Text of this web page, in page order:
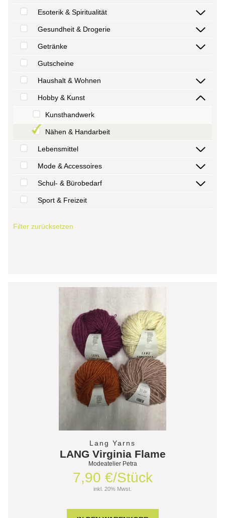
Esoterik & Spiritualität
Gesundheit & Drogerie
Getränke
Gutscheine
Haushalt & Wohnen
Hobby & Kunst
Kunsthandwerk
Nähen & Handarbeit
Lebensmittel
Mode & Accessoires
Schul- & Bürobedarf
Sport & Freizeit
Filter zurücksetzen
Lang Yarns
LANG Virginia Flame
Modeatelier Petra
7,90 €/Stück
inkl. 20% Mwst.